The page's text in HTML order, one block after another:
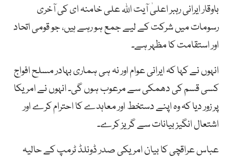
باوقار ایرانی رہبر اعلیٰ آیت اللہ علی خامنہ ای کی آخری
رسومات میں شرکت کے لیے جمع ہو رہے ہیں، جو قومی اتحاد
اور استقامت کا مظہر ہے۔
انہوں نے کہا کہ ایرانی عوام اور نہ ہی ہماری بہادر مسلح افواج
کسی قسم کی دھمکی سے مرعوب ہوں گی۔ انہوں نے امریکا
پر زور دیا کہ وہ اپنے دستخط اور معاہدے کا احترام کرے اور
اشتعال انگیز بیانات سے گریز کرے۔
عباس عراقچی کا بیان امریکی صدر ڈونلڈ ٹرمپ کے حالیہ